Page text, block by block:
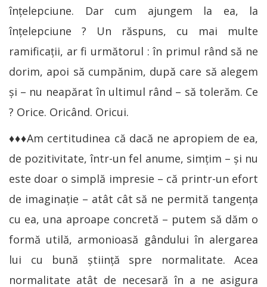
înţelepciune. Dar cum ajungem la ea, la
înţelepciune ? Un răspuns, cu mai multe
ramificaţii, ar fi următorul : în primul rând să ne
dorim, apoi să cumpănim, după care să alegem
şi – nu neapărat în ultimul rând – să tolerăm. Ce
? Orice. Oricând. Oricui.
♦♦♦Am certitudinea că dacă ne apropiem de ea,
de pozitivitate, într-un fel anume, simţim – şi nu
este doar o simplă impresie – că printr-un efort
de imaginaţie – atât cât să ne permită tangenţa
cu ea, una aproape concretă – putem să dăm o
formă utilă, armonioasă gândului în alergarea
lui cu bună ştiinţă spre normalitate. Acea
normalitate atât de necesară în a ne asigura